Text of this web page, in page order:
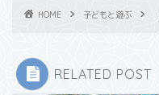
HOME 子どもと遊ぶ
RELATED POST